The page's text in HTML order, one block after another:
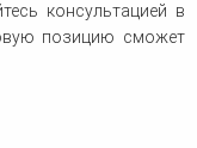
консультацией в
позицию сможет